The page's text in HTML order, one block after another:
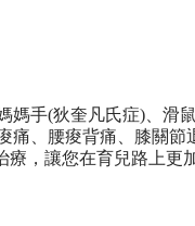
媽手(狄奎凡氏症)、滑
痛、腰痠背痛、膝關
，讓您在育兒路上更